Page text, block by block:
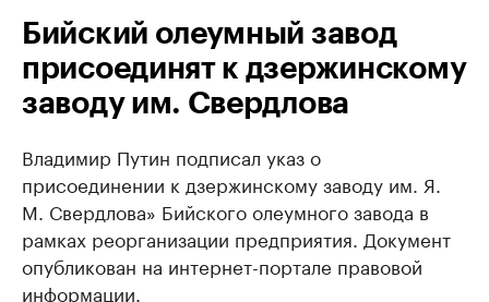
Бийский олеумный завод
присоединят к дзержинскому
заводу им. Свердлова
Владимир Путин подписал указ о
присоединении к дзержинскому заводу им. Я.
М. Свердлова» Бийского олеумного завода в
рамках реорганизации предприятия. Документ
опубликован на интернет-портале правовой
информации.